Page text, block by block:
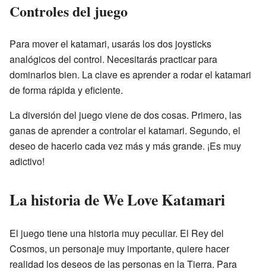
Controles del juego
Para mover el katamari, usarás los dos joysticks
analógicos del control. Necesitarás practicar para
dominarlos bien. La clave es aprender a rodar el katamari
de forma rápida y eficiente.
La diversión del juego viene de dos cosas. Primero, las
ganas de aprender a controlar el katamari. Segundo, el
deseo de hacerlo cada vez más y más grande. ¡Es muy
adictivo!
La historia de We Love Katamari
El juego tiene una historia muy peculiar. El Rey del
Cosmos, un personaje muy importante, quiere hacer
realidad los deseos de las personas en la Tierra. Para